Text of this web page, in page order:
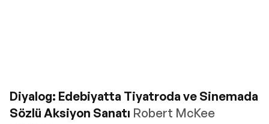
Diyalog: Edebiyatta Tiyatroda ve Sinemada
Sözlü Aksiyon Sanatı Robert McKee